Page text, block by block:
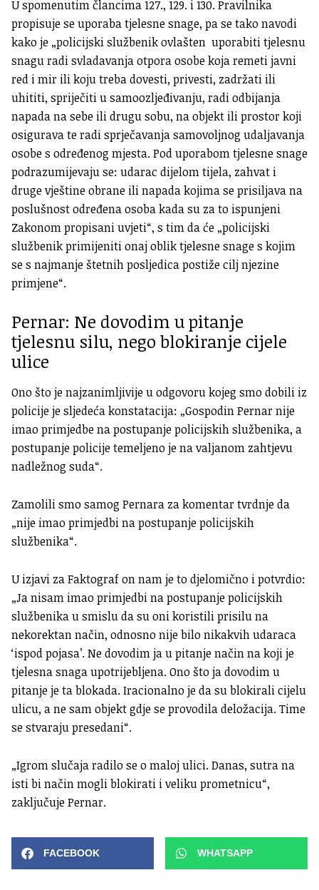
U spomenutim člancima 127., 129. i 130. Pravilnika
propisuje se uporaba tjelesne snage, pa se tako navodi
kako je „policijski službenik ovlašten uporabiti tjelesnu
snagu radi svladavanja otpora osobe koja remeti javni
red i mir ili koju treba dovesti, privesti, zadržati ili
uhititi, spriječiti u samoozljeđivanju, radi odbijanja
napada na sebe ili drugu sobu, na objekt ili prostor koji
osigurava te radi sprječavanja samovoljnog udaljavanja
osobe s određenog mjesta. Pod uporabom tjelesne snage
podrazumijevaju se: udarac dijelom tijela, zahvat i
druge vještine obrane ili napada kojima se prisiljava na
poslušnost određena osoba kada su za to ispunjeni
Zakonom propisani uvjeti“, s tim da će „policijski
službenik primijeniti onaj oblik tjelesne snage s kojim
se s najmanje štetnih posljedica postiže cilj njezine
primjene“.
Pernar: Ne dovodim u pitanje
tjelesnu silu, nego blokiranje cijele
ulice
Ono što je najzanimljivije u odgovoru kojeg smo dobili iz
policije je sljedeća konstatacija: „Gospodin Pernar nije
imao primjedbe na postupanje policijskih službenika, a
postupanje policije temeljeno je na valjanom zahtjevu
nadležnog suda“.
Zamolili smo samog Pernara za komentar tvrdnje da
„nije imao primjedbi na postupanje policijskih
službenika“.
U izjavi za Faktograf on nam je to djelomično i potvrdio:
„Ja nisam imao primjedbi na postupanje policijskih
službenika u smislu da su oni koristili prisilu na
nekorektan način, odnosno nije bilo nikakvih udaraca
‘ispod pojasa’. Ne dovodim ja u pitanje način na koji je
tjelesna snaga upotrijebljena. Ono što ja dovodim u
pitanje je ta blokada. Iracionalno je da su blokirali cijelu
ulicu, a ne sam objekt gdje se provodila deložacija. Time
se stvaraju presedani“.
„Igrom slučaja radilo se o maloj ulici. Danas, sutra na
isti bi način mogli blokirati i veliku prometnicu“,
zaključuje Pernar.
FACEBOOK WHATSAPP